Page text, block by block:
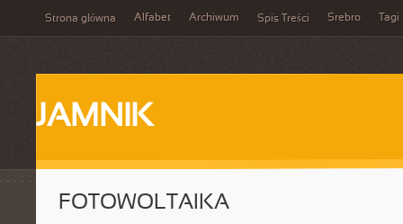
Strona główna Alfabet Archiwum Spis Treści Srebro Tagi
JAMNIK
FOTOWOLTAIKA